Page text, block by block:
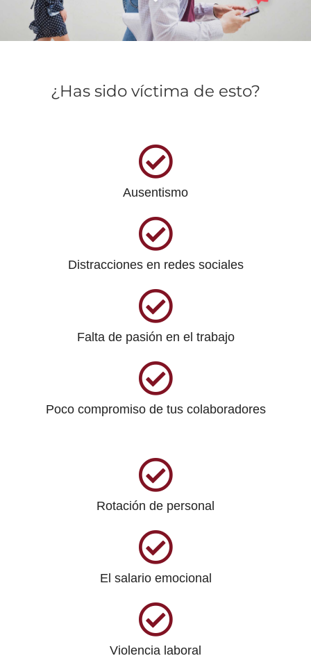
¿Has sido víctima de esto?
Ausentismo
Distracciones en redes sociales
Falta de pasión en el trabajo
Poco compromiso de tus colaboradores
Rotación de personal
El salario emocional
Violencia laboral